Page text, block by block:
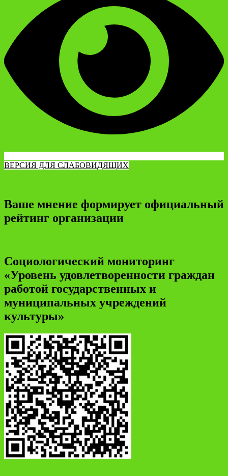
ВЕРСИЯ ДЛЯ СЛАБОВИДЯЩИХ
Ваше мнение формирует официальный
рейтинг организации
Социологический мониторинг
«Уровень удовлетворенности граждан
работой государственных и
муниципальных учреждений
культуры»